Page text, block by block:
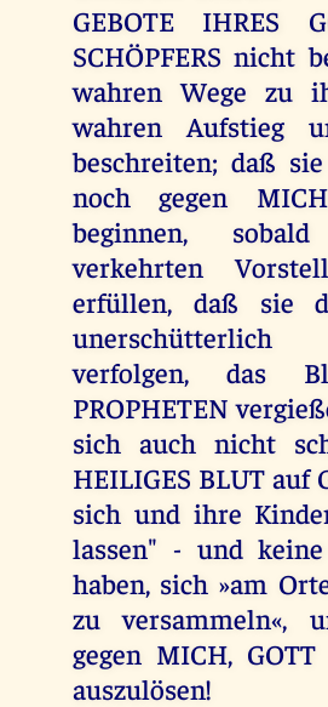
GEBOTE IHRES
SCHÖPFERS nicht
wahren Wege zu
wahren Aufstieg
beschreiten; daß
noch gegen
beginnen,
verkehrten
erfüllen, daß sie
unerschütterlich
verfolgen, das
PROPHETEN
sich auch nicht
HEILIGES BLUT auf
sich und ihre
lassen" - und
haben, sich »am
zu versammeln«,
gegen MICH, GOTT
auszulösen!